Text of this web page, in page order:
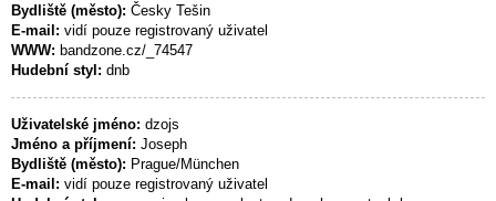
Bydliště (město): Česky Tešin
E-mail: vidí pouze registrovaný uživatel
WWW: bandzone.cz/_74547
Hudební styl: dnb
Uživatelské jméno: dzojs
Jméno a příjmení: Joseph
Bydliště (město): Prague/München
E-mail: vidí pouze registrovaný uživatel